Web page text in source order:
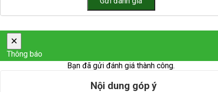
×
Thông báo
Bạn đã gửi đánh giá thành công.
Nội dung góp ý